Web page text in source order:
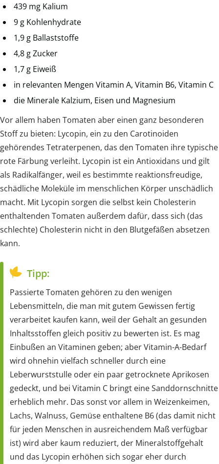
439 mg Kalium
9 g Kohlenhydrate
1,9 g Ballaststoffe
4,8 g Zucker
1,7 g Eiweiß
in relevanten Mengen Vitamin A, Vitamin B6, Vitamin C
die Minerale Kalzium, Eisen und Magnesium
Vor allem haben Tomaten aber einen ganz besonderen
Stoff zu bieten: Lycopin, ein zu den Carotinoiden
gehörendes Tetraterpenen, das den Tomaten ihre typische
rote Färbung verleiht. Lycopin ist ein Antioxidans und gilt
als Radikalfänger, weil es bestimmte reaktionsfreudige,
schädliche Moleküle im menschlichen Körper unschädlich
macht. Mit Lycopin sorgen die selbst kein Cholesterin
enthaltenden Tomaten außerdem dafür, dass sich (das
schlechte) Cholesterin nicht in den Blutgefäßen absetzen
kann.
Tipp:
Passierte Tomaten gehören zu den wenigen
Lebensmitteln, die man mit gutem Gewissen fertig
verarbeitet kaufen kann, weil der Gehalt an gesunden
Inhaltsstoffen gleich positiv zu bewerten ist. Es mag
Einbußen an Vitaminen geben; aber Vitamin-A-Bedarf
wird ohnehin vielfach schneller durch eine
Leberwurststulle oder ein paar getrocknete Aprikosen
gedeckt, und bei Vitamin C bringt eine Sanddornschnitte
erheblich mehr. Das sonst vor allem in Weizenkeimen,
Lachs, Walnuss, Gemüse enthaltene B6 (das damit nicht
für jeden Menschen in ausreichendem Maß verfügbar
ist) wird aber kaum reduziert, der Mineralstoffgehalt
und das Lycopin erhöhen sich sogar eher durch